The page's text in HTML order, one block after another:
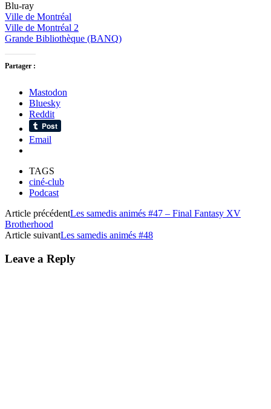
Blu-ray
Ville de Montréal
Ville de Montréal 2
Grande Bibliothèque (BANQ)
Partager :
Mastodon
Bluesky
Reddit
Email
TAGS
ciné-club
Podcast
Article précédentLes samedis animés #47 – Final Fantasy XV
Brotherhood
Article suivantLes samedis animés #48
Leave a Reply